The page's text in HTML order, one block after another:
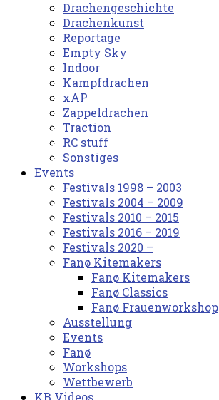
Drachengeschichte
Drachenkunst
Reportage
Empty Sky
Indoor
Kampfdrachen
xAP
Zappeldrachen
Traction
RC stuff
Sonstiges
Events
Festivals 1998 – 2003
Festivals 2004 – 2009
Festivals 2010 – 2015
Festivals 2016 – 2019
Festivals 2020 –
Fanø Kitemakers
Fanø Kitemakers
Fanø Classics
Fanø Frauenworkshop
Ausstellung
Events
Fanø
Workshops
Wettbewerb
KB Videos